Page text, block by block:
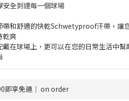
安全到達每一個球場
帶和舒適的快乾Schwetyproof汗帶，讓
乾爽
戴在球場上，更可以在您的日常生活中幫
即享免運｜ on order